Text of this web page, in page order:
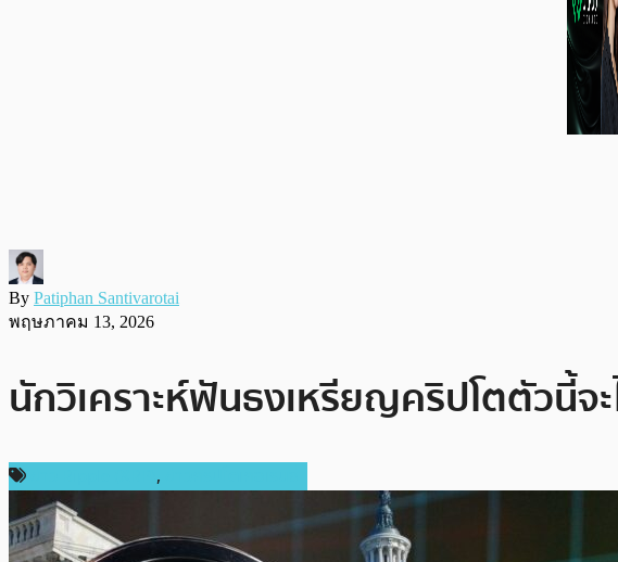
By Patiphan Santivarotai
พฤษภาคม 13, 2026
นักวิเคราะห์ฟันธงเหรียญคริปโตตัวนี้จ
,